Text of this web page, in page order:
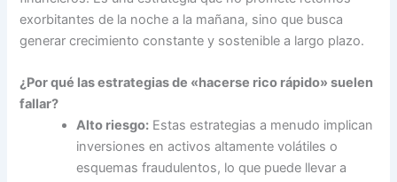
exorbitantes de la noche a la mañana, sino que busca
generar crecimiento constante y sostenible a largo plazo.
¿Por qué las estrategias de «hacerse rico rápido» suelen
fallar?
Alto riesgo: Estas estrategias a menudo implican
inversiones en activos altamente volátiles o
esquemas fraudulentos, lo que puede llevar a